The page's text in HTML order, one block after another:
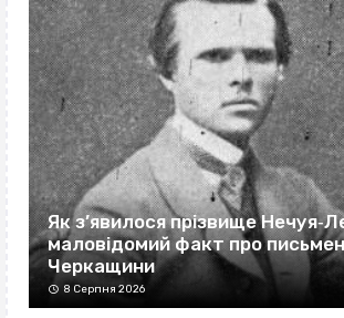
Як з’явилося прізвище
маловідомий факт про
Черкащини
8 Серпня 2026